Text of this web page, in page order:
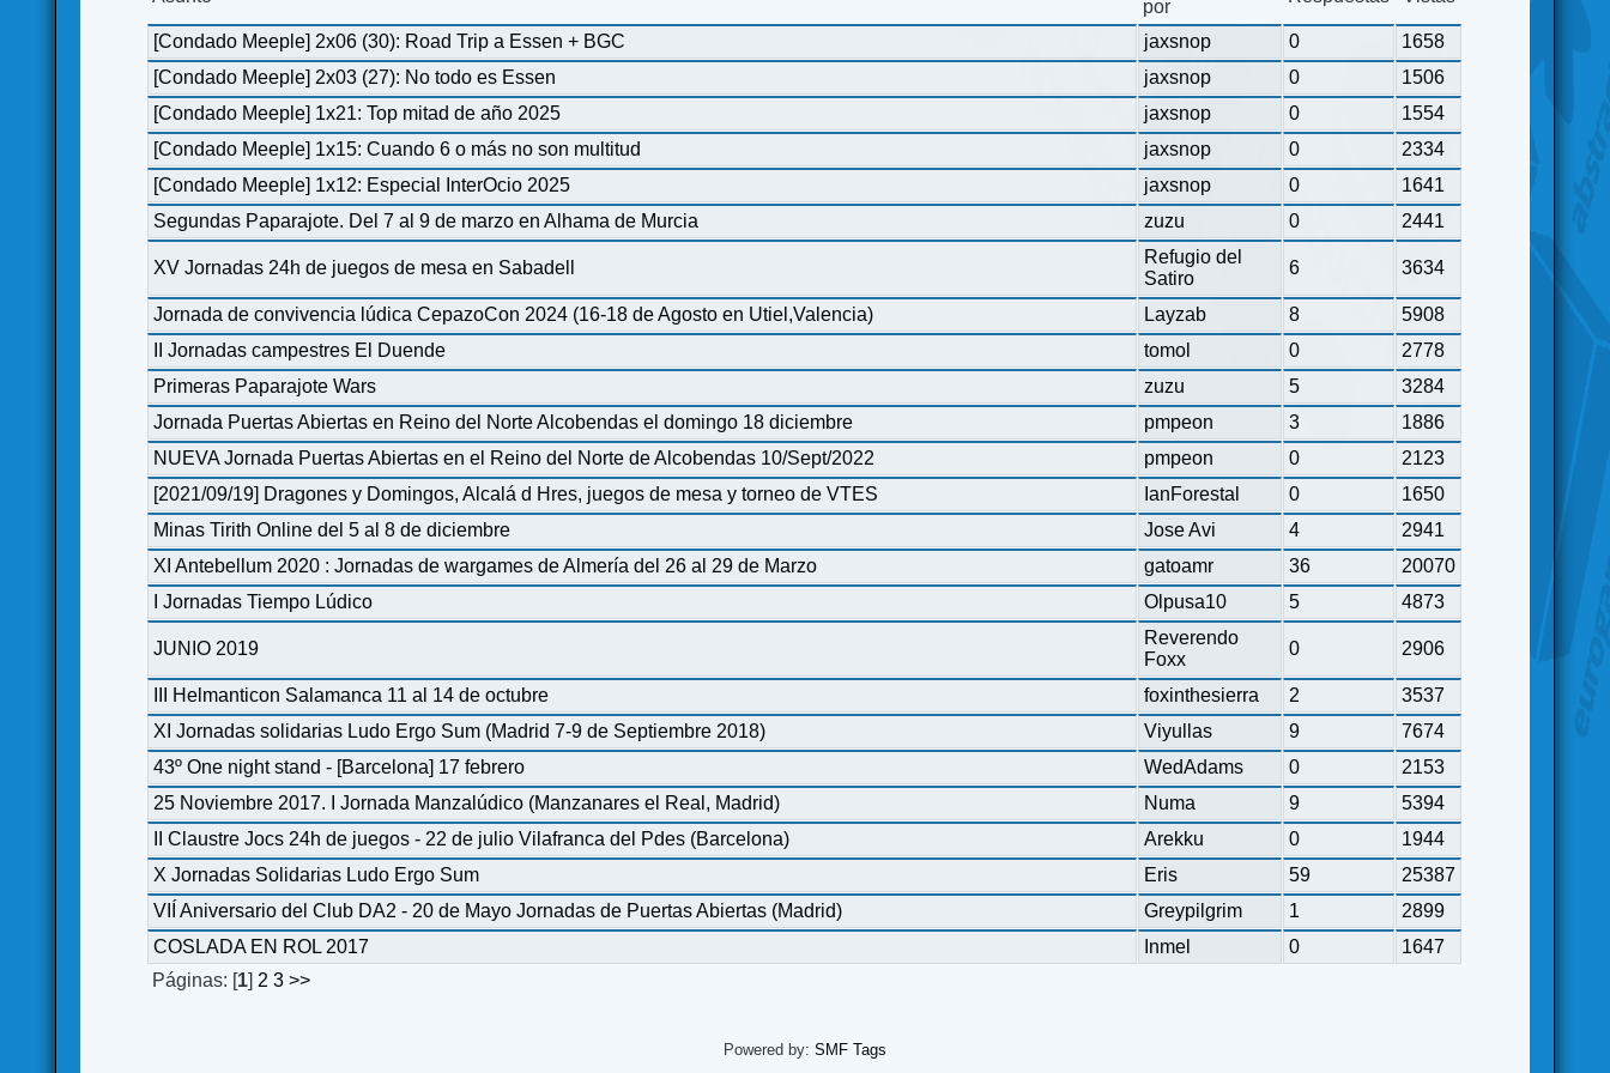
por
[Condado Meeple] 2x06 (30): Road Trip a Essen + BGC jaxsnop 0
1658
[Condado Meeple] 2x03 (27): No todo es Essen
jaxsnop 0
1506
[Condado Meeple] 1x21: Top mitad de año 2025
jaxsnop 0
1554
[Condado Meeple] 1x15: Cuando 6 o más no son multitud
jaxsnop 0
2334
[Condado Meeple] 1x12: Especial InterOcio 2025
jaxsnop 0
1641
Segundas Paparajote. Del 7 al 9 de marzo en Alhama de Murcia
zuzu 0 2441
XV Jornadas 24h de juegos de mesa en Sabadell
Refugio del
Satiro
6 3634
Jornada de convivencia lúdica CepazoCon 2024 (16-18 de Agosto en Utiel,Valencia) Layzab 8
5908
II Jornadas campestres El Duende
tomol 0
2778
Primeras Paparajote Wars
zuzu 5
3284
Jornada Puertas Abiertas en Reino del Norte Alcobendas el domingo 18 diciembre
pmpeon 3
1886
NUEVA Jornada Puertas Abiertas en el Reino del Norte de Alcobendas 10/Sept/2022
pmpeon 0
2123
[2021/09/19] Dragones y Domingos, Alcalá d Hres, juegos de mesa y torneo de VTES
IanForestal 0
1650
Minas Tirith Online del 5 al 8 de diciembre
Jose Avi 4
2941
XI Antebellum 2020 : Jornadas de wargames de Almería del 26 al 29 de Marzo
gatoamr 36
20070
I Jornadas Tiempo Lúdico
Olpusa10 5 4873
JUNIO 2019
Reverendo
Foxx
0 2906
III Helmanticon Salamanca 11 al 14 de octubre foxinthesierra 2
3537
XI Jornadas solidarias Ludo Ergo Sum (Madrid 7-9 de Septiembre 2018)
Viyullas 9
7674
43º One night stand - [Barcelona] 17 febrero
WedAdams 0
2153
25 Noviembre 2017. I Jornada Manzalúdico (Manzanares el Real, Madrid)
Numa 9
5394
II Claustre Jocs 24h de juegos - 22 de julio Vilafranca del Pdes (Barcelona)
Arekku 0
1944
X Jornadas Solidarias Ludo Ergo Sum
Eris 59
25387
VIÍ Aniversario del Club DA2 - 20 de Mayo Jornadas de Puertas Abiertas (Madrid)
Greypilgrim 1
2899
COSLADA EN ROL 2017
Inmel 0
1647
Páginas: [1] 2 3 >>
Powered by: SMF Tags